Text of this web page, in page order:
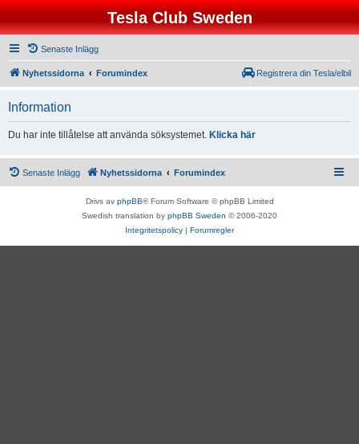
Tesla Club Sweden
Senaste Inlägg
Nyhetssidorna Forumindex Registrera din Tesla/elbil
Information
Du har inte tillåtelse att använda söksystemet. Klicka här
Senaste Inlägg Nyhetssidorna Forumindex
Drivs av phpBB® Forum Software © phpBB Limited
Swedish translation by phpBB Sweden © 2006-2020
Integritetspolicy | Forumregler